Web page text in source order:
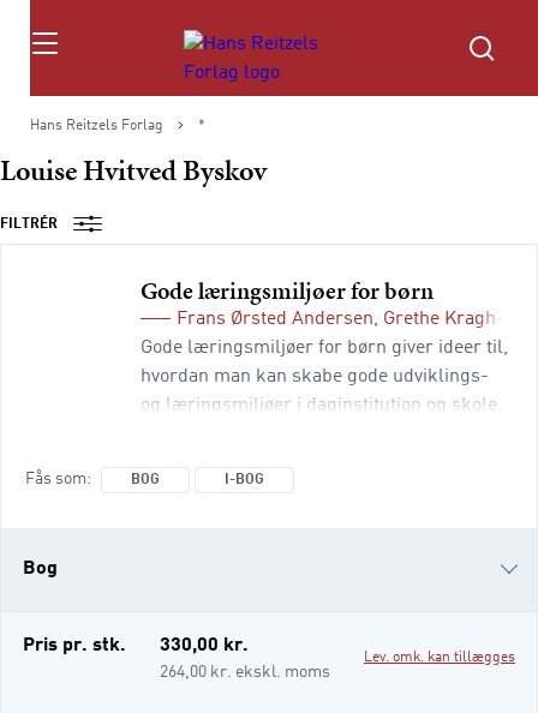
Søg
Hans Reitzels Forlag *
Louise Hvitved Byskov
FILTRÉR
Gode læringsmiljøer for børn
Frans Ørsted Andersen, Grethe Kragh-
Gode læringsmiljøer for børn giver ideer til,
hvordan man kan skabe gode udviklings-
og læringsmiljøer i daginstitution og skole,
Fås som BOG I-BOG
Bog
i-bog
Pris pr. stk. 330,00 kr.
264,00 kr. ekskl. moms
Lev. omk. kan tillægges